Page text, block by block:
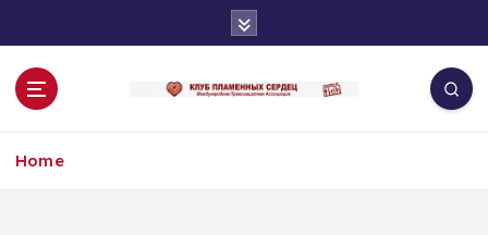
o
Home